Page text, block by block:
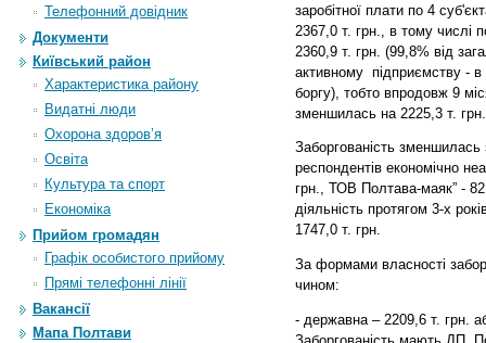
Телефонний довідник
Документи
Київський район
Характеристика району
Видатні люди
Охорона здоров’я
Освіта
Культура та спорт
Економіка
Прийом громадян
Графік особистого прийому
Прямі телефонні лінії
Вакансії
Мапа Полтави
заробітної плати по 4
2367,0 т. грн., в тому числі
2360,9 т. грн. (99,8% від
активному підприємству - в
боргу), тобто впродовж 9
зменшилась на 2225,3 т.
Заборгованість
респондентів економічно
грн., ТОВ Полтава-маяк” -
діяльність протягом 3-х
1747,0 т. грн.
За формами власності
чином:
- державна – 2209,6 т. грн.